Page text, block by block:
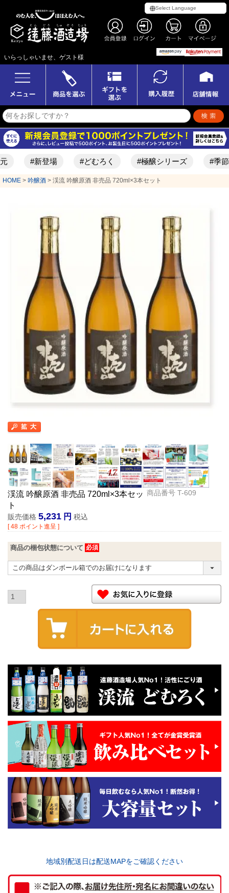
いらっしゃいませ、ゲスト様
#新登場 #どむろく #極醸シリーズ #季節限定酒
HOME 吟醸酒 渓流 吟醸原酒 非売品 720ml×3本セット
渓流 吟醸原酒 非売品 720ml×3本セッ
ト
商品番号 T-609
販売価格 5,231 税込
[ 48 ポイント進呈 ]
商品の梱包状態について
地域別配送日は配送MAPをご確認ください